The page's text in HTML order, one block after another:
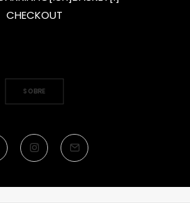
CHECKOUT
SOBRE